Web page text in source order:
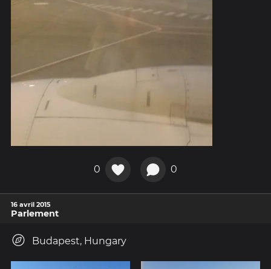
0 0
16 avril 2015
Parlement
Budapest, Hungary